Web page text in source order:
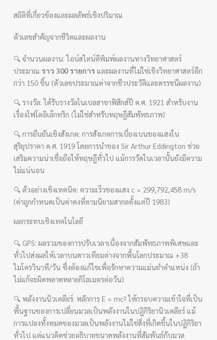
สถิติที่เกี่ยวข้องและผลลัพธ์เชิงปริมาณ
ตัวเลขสำคัญจากชีวิตและผลงาน
🔍 จำนวนผลงาน: ไอน์สไตน์ตีพิมพ์ผลงานทางวิทยาศาสตร์
ประมาณ ราว 300 รายการ และผลงานที่ไม่ใช่เชิงวิทยาศาสตร์อีก
กว่า 150 ชิ้น (ตัวเลขประมาณค่าจากชีวประวัติและดรรชนีผลงาน)
🔍 รางวัล: ได้รับรางวัลโนเบลสาขาฟิสิกส์ปี ค.ศ. 1921 สำหรับงาน
เรื่องโฟโตอิเล็กทริก (ไม่ใช่สำหรับทฤษฎีสัมพัทธภาพ)
🔍 การยืนยันเชิงสังเกต: การสังเกตการเบี่ยงเบนของแสงใน
สุริยุปราคา ค.ศ. 1919 โดยการนำของ Sir Arthur Eddington ช่วย
เสริมความน่าเชื่อถือให้ทฤษฎีทั่วไป แม้การวัดในเวลานั้นยังมีความ
ไม่แน่นอน
🔍 ตัวอย่างเชิงเทคนิค: ความเร็วของแสง c = 299,792,458 m/s
(ค่าถูกกำหนดเป็นค่าคงที่ตามนิยามสากลตั้งแต่ปี 1983)
ผลกระทบเชิงเทคโนโลยี
🔍 GPS: ผลรวมของการปรับเวลาเนื่องจากสัมพัทธภาพพิเศษและ
ทั่วไปส่งผลให้เวลาบนดาวเทียมต่างจากพื้นโลกประมาณ +38
ไมโครวินาที/วัน ซึ่งต้องแก้ไขเพื่อรักษาความแม่นยำตำแหน่ง (ถ้า
ไม่แก้จะผิดพลาดหลายกิโลเมตรต่อวัน)
🔍 พลังงานนิวเคลียร์: หลักการ E = mc² ให้กรอบความเข้าใจที่เป็น
พื้นฐานของการเปลี่ยนมวลเป็นพลังงานในปฏิกิริยานิวเคลียร์ แม้
การแปลงทั้งหมดของมวลเป็นพลังงานไม่ใช่สิ่งที่เกิดขึ้นในปฏิกิริยา
ทั่วไป แต่แนวคิดช่วยอธิบายขนาดพลังงานที่สัมพันธ์กับมวล